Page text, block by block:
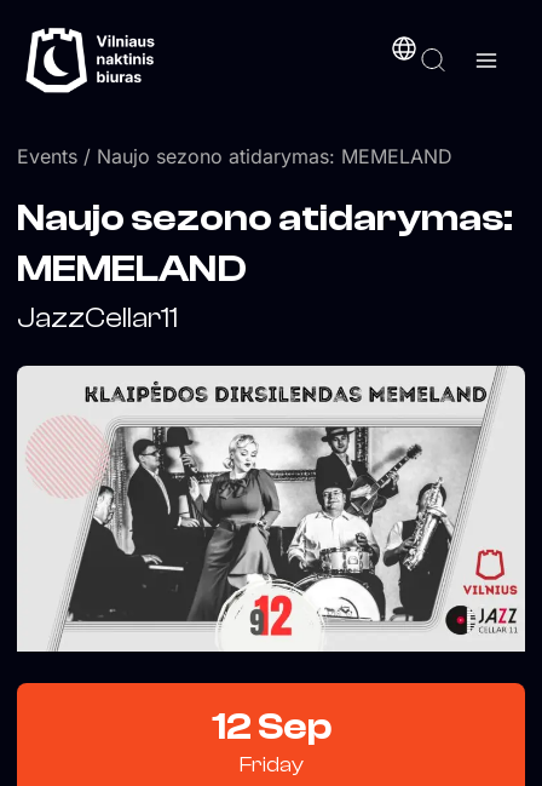
content
Events / Naujo sezono atidarymas: MEMELAND
Naujo sezono atidarymas:
MEMELAND
JazzCellar11
12 Sep
Friday